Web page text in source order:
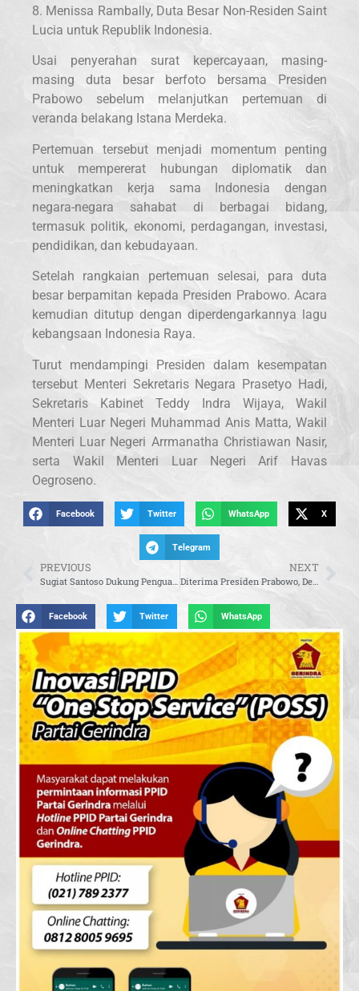
8. Menissa Rambally, Duta Besar Non-Residen Saint
Lucia untuk Republik Indonesia.
Usai penyerahan surat kepercayaan, masing-
masing duta besar berfoto bersama Presiden
Prabowo sebelum melanjutkan pertemuan di
veranda belakang Istana Merdeka.
Pertemuan tersebut menjadi momentum penting
untuk mempererat hubungan diplomatik dan
meningkatkan kerja sama Indonesia dengan
negara-negara sahabat di berbagai bidang,
termasuk politik, ekonomi, perdagangan, investasi,
pendidikan, dan kebudayaan.
Setelah rangkaian pertemuan selesai, para duta
besar berpamitan kepada Presiden Prabowo. Acara
kemudian ditutup dengan diperdengarkannya lagu
kebangsaan Indonesia Raya.
Turut mendampingi Presiden dalam kesempatan
tersebut Menteri Sekretaris Negara Prasetyo Hadi,
Sekretaris Kabinet Teddy Indra Wijaya, Wakil
Menteri Luar Negeri Muhammad Anis Matta, Wakil
Menteri Luar Negeri Arrmanatha Christiawan Nasir,
serta Wakil Menteri Luar Negeri Arif Havas
Oegroseno.
Facebook Twitter WhatsApp X
Telegram
PREVIOUS NEXT
Diterima Presiden Prabowo, Delapan Duta Besar Tegaskan Komitmen Perkuat Kerja Sama dengan Indonesia
Facebook Twitter WhatsApp